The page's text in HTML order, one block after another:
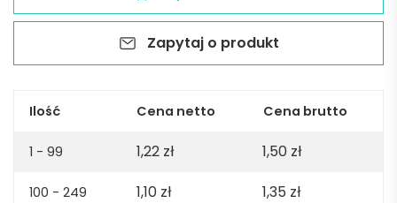
granatowy
Zapytaj o produkt
Ilość Cena netto Cena brutto
1 - 99 1,22 zł 1,50 zł
100 - 249 1,10 zł 1,35 zł